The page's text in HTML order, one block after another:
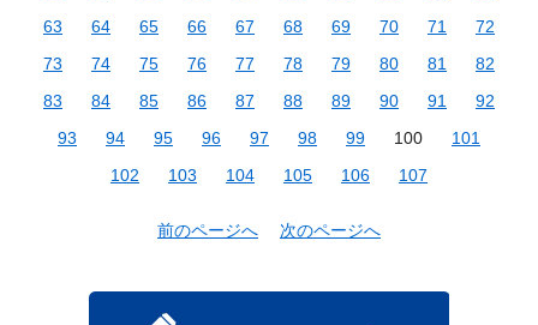
63
64 65 66 67 68 69 70 71
72
73
74 75 76 77 78 79 80 81
82
83
84 85 86 87 88 89 90 91
92
93
94 95 96 97 98 99 100
101
102
103 104 105 106 107
前のページへ 次のページへ